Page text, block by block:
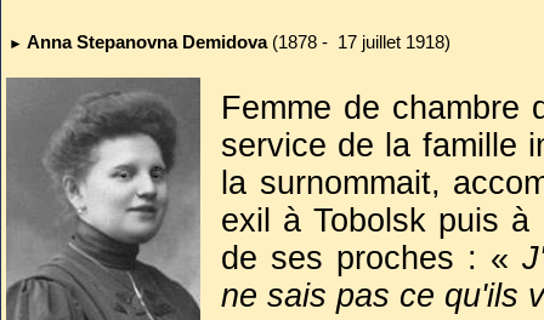
► Anna Stepanovna Demidova (1878 - 17 juillet 1918)
Femme de chambre
service de la famille
la surnommait,
exil à Tobolsk puis
de ses proches : «
ne sais pas ce qu'ils